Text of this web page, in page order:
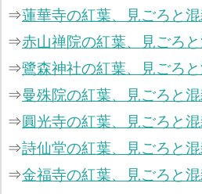
⇒蓮華寺の紅葉、見ごろと混
⇒赤山禅院の紅葉、見ごろと
⇒鷺森神社の紅葉、見ごろと
⇒曼殊院の紅葉、見ごろと混
⇒圓光寺の紅葉、見ごろと混
⇒詩仙堂の紅葉、見ごろと混
⇒金福寺の紅葉、見ごろと混